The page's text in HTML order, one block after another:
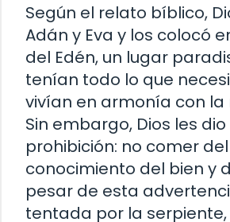
Según el relato bíblico,
Adán y Eva y los colocó
del Edén, un lugar
tenían todo lo que
vivían en armonía con la
Sin embargo, Dios les
prohibición: no comer
conocimiento del bien y
pesar de esta
tentada por la serpiente,